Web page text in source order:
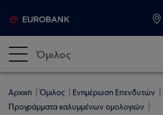
Όμιλος
Αρχική Όμιλος Ενημέρωση Επενδυτών
Προγράμματα καλυμμένων ομολογιών